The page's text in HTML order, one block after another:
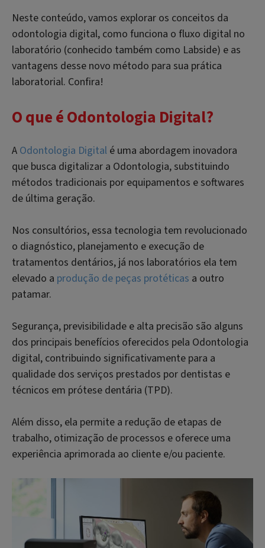
Neste conteúdo, vamos explorar os conceitos da
odontologia digital, como funciona o fluxo digital no
laboratório (conhecido também como Labside) e as
vantagens desse novo método para sua prática
laboratorial. Confira!
O que é Odontologia Digital?
A Odontologia Digital é uma abordagem inovadora
que busca digitalizar a Odontologia, substituindo
métodos tradicionais por equipamentos e softwares
de última geração.
Nos consultórios, essa tecnologia tem revolucionado
o diagnóstico, planejamento e execução de
tratamentos dentários, já nos laboratórios ela tem
elevado a produção de peças protéticas a outro
patamar.
Segurança, previsibilidade e alta precisão são alguns
dos principais benefícios oferecidos pela Odontologia
digital, contribuindo significativamente para a
qualidade dos serviços prestados por dentistas e
técnicos em prótese dentária (TPD).
Além disso, ela permite a redução de etapas de
trabalho, otimização de processos e oferece uma
experiência aprimorada ao cliente e/ou paciente.